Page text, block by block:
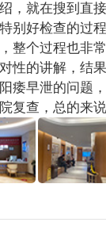
，就在搜到直
别好检查的过
整个过程也非
性的讲解，结
痿早泄的问题
复查，总的来说